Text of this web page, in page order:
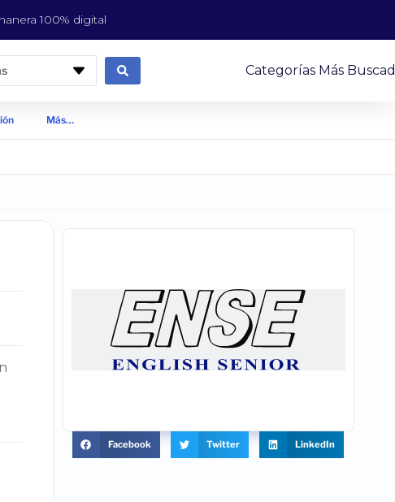
100% digital
Categorías Más
Más…
Facebook Twitter LinkedIn